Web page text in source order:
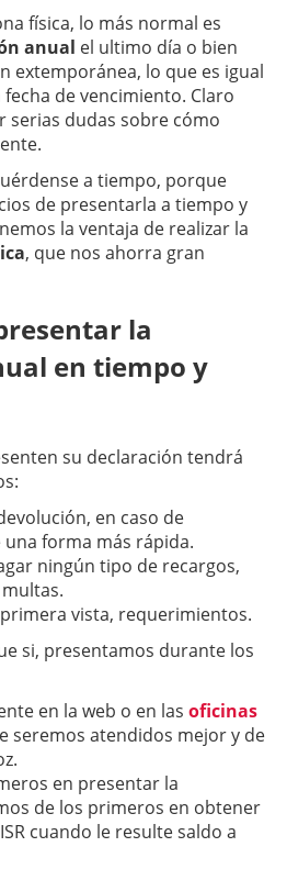
física, lo más normal es
anual el ultimo día o bien
extemporánea, lo que es igual
de vencimiento. Claro
serias dudas sobre cómo
a tiempo, porque
de presentarla a tiempo y
la ventaja de realizar la
, que nos ahorra gran
la
en tiempo y
su declaración tendrá
en caso de
forma más rápida.
ningún tipo de recargos,
vista, requerimientos.
si, presentamos durante los
en la web o en las oficinas
seremos atendidos mejor y de
en presentar la
de los primeros en obtener
cuando le resulte saldo a